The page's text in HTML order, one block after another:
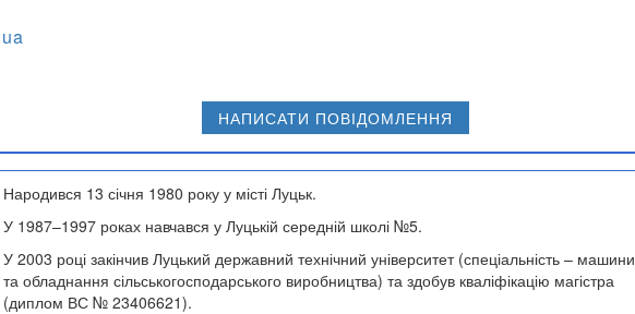
НАПИСАТИ ПОВІДОМЛЕННЯ
Народився 13 січня 1980 року у місті Луцьк.
У 1987–1997 роках навчався у Луцькій середній школі №5.
У 2003 році закінчив Луцький державний технічний університет (спеціальність – машини
та обладнання сільськогосподарського виробництва) та здобув кваліфікацію магістра
(диплом ВС № 23406621).